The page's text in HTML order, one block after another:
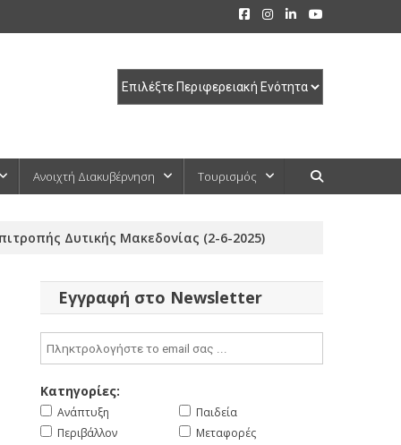
Ανοιχτή Διακυβέρνηση Τουρισμός
Δυτικής Μακεδονίας (2-6-2025)
Εγγραφή στο Newsletter
Κατηγορίες:
Ανάπτυξη
Περιβάλλον
Παιδεία
Μεταφορές